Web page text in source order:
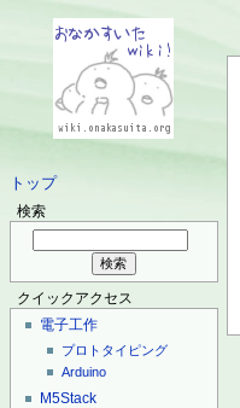
トップ
検索
クイックアクセス
電子工作
プロトタイピング
Arduino
M5Stack